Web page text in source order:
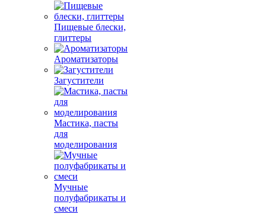
Пищевые блески,
глиттеры
Ароматизаторы
Загустители
Мастика, пасты
для
моделирования
Мучные
полуфабрикаты и
смеси